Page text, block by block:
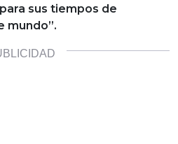
sus tiempos de
mundo”.